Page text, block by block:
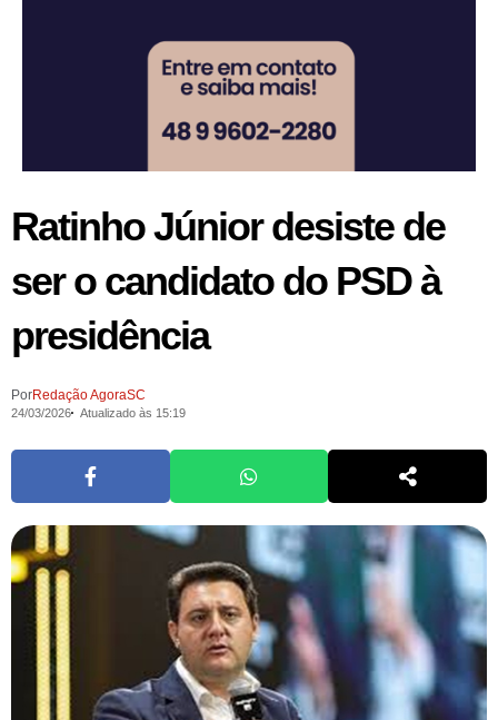
Ratinho Júnior desiste de
ser o candidato do PSD à
presidência
PorRedação AgoraSC
24/03/2026 Atualizado às 15:19